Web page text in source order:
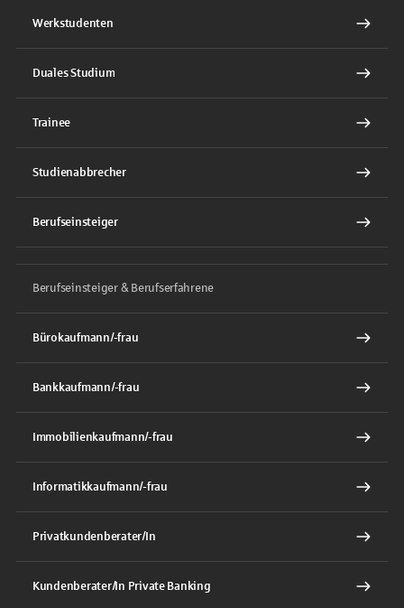
Werkstudenten
Duales Studium
Trainee
Studienabbrecher
Berufseinsteiger
Berufseinsteiger & Berufserfahrene
Bürokaufmann/-frau
Bankkaufmann/-frau
Immobilienkaufmann/-frau
Informatikkaufmann/-frau
Privatkundenberater/In
Kundenberater/In Private Banking